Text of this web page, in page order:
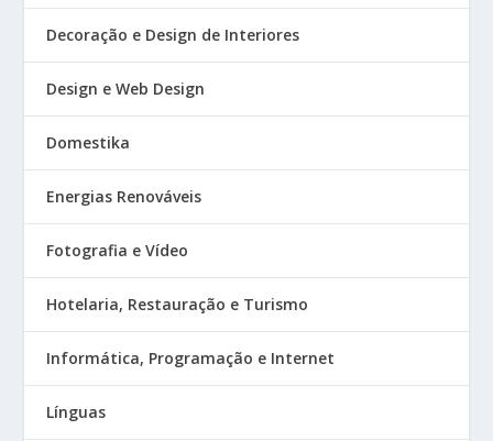
Decoração e Design de Interiores
Design e Web Design
Domestika
Energias Renováveis
Fotografia e Vídeo
Hotelaria, Restauração e Turismo
Informática, Programação e Internet
Línguas